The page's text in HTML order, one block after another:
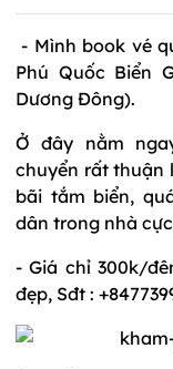
- Mình book vé
Phú Quốc Biển
Dương Đông).
Ở đây nằm
chuyển rất thuận
bãi tắm biển,
dân trong nhà
- Giá chỉ 300k/
đẹp, Sđt :